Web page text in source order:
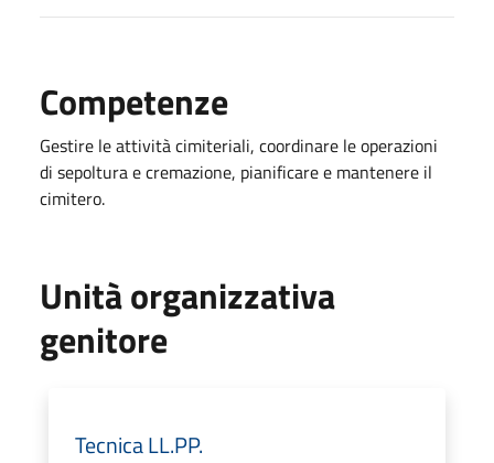
Competenze
Gestire le attività cimiteriali, coordinare le operazioni
di sepoltura e cremazione, pianificare e mantenere il
cimitero.
Unità organizzativa
genitore
Tecnica LL.PP.